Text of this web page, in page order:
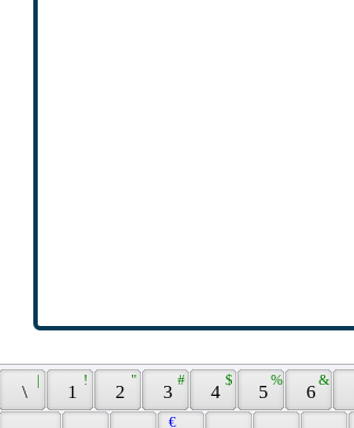
\
|
1
!
2
"
3
#
4
$
5
%
6
&
€